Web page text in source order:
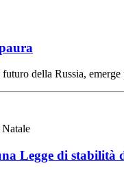
della Russia, emerge
Legge di stabilità